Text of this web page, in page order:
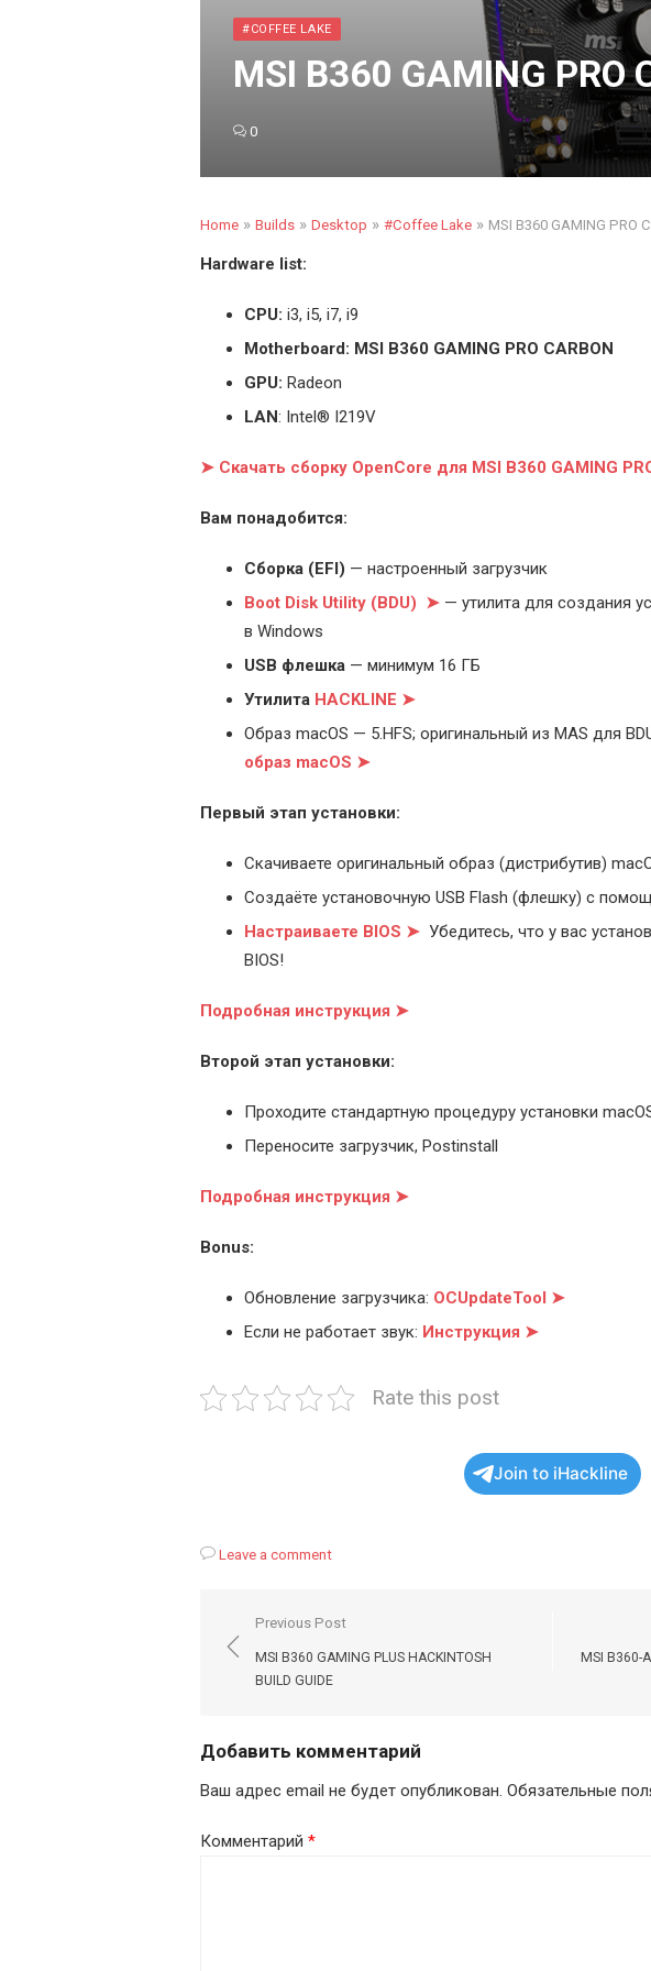
#COFFEE LAKE
MSI B360 GAMING
0
Home » Builds » Desktop » #Coffee Lake » MSI B360 GAMING PRO
Hardware list:
CPU: i3, i5, i7, i9
Motherboard: MSI B360 GAMING PRO CARBON
GPU: Radeon
LAN: Intel® I219V
➤ Скачать сборку OpenCore для MSI B360 GAMING
Вам понадобится:
Cборка (EFI) — настроенный загрузчик
Boot Disk Utility (BDU) ➤ — утилита для создания
в Windows
USB флешка — минимум 16 ГБ
Утилита HACKLINE ➤
Образ macOS — 5.HFS; оригинальный из MAS для
образ macOS ➤
Первый этап установки:
Скачиваете оригинальный образ (дистрибутив)
Создаёте установочную USB Flash (флешку) с
Настраиваете BIOS ➤ Убедитесь, что у вас
BIOS!
Подробная инструкция ➤
Второй этап установки:
Проходите стандартную процедуру установки
Переносите загрузчик, Postinstall
Подробная инструкция ➤
Bonus:
Обновление загрузчика: OCUpdateTool ➤
Если не работает звук: Инструкция ➤
Rate this post
Join to iHackline
Leave a comment
Навигация
по
записям
Previous Post
MSI B360 GAMING PLUS HACKINTOSH
BUILD GUIDE
MSI B360-
Добавить комментарий
Ваш адрес email не будет опубликован. Обязательные
Комментарий *